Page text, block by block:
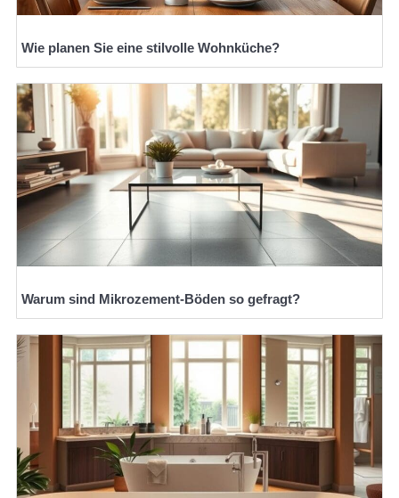
Wie planen Sie eine stilvolle Wohnküche?
Warum sind Mikrozement-Böden so gefragt?